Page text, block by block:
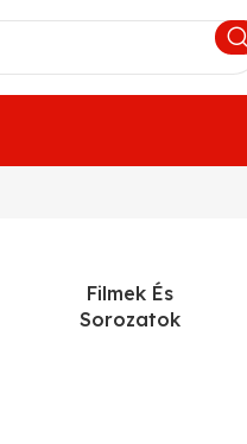
Filmek És
Sorozatok